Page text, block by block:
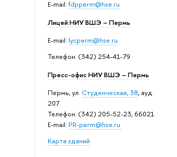
E-mail: fdpperm@hse.ru
Лицей НИУ ВШЭ – Пермь
E-mail: lycperm@hse.ru
Телефон: (342) 254-41-79
Пресс-офис НИУ ВШЭ – Пермь
Пермь, ул. Студенческая, 38, ауд.
207
Телефон: (342) 205-52-23, 66021
E-mail: PR-perm@hse.ru
Карта зданий